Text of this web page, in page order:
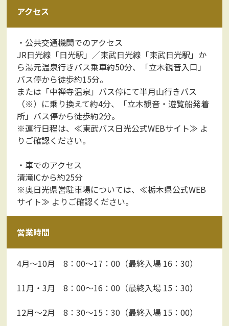
アクセス
・公共交通機関でのアクセス
JR日光線「日光駅」／東武日光線「東武日光駅」か
ら湯元温泉行きバス乗車約50分、「立木観音入口」
バス停から徒歩約15分。
または「中禅寺温泉」バス停にて半月山行きバス
（※）に乗り換えて約4分、「立木観音・遊覧船発着
所」バス停から徒歩約2分。
※運行日程は、 ≪東武バス日光公式WEBサイト≫ よ
りご確認ください。
・車でのアクセス
清滝ICから約25分
※奥日光県営駐車場については、 ≪栃木県公式WEB
サイト≫ よりご確認ください。
営業時間
4月～10月 8：00～17：00（最終入場 16：30）
11月・3月 8：00～16：00（最終入場 15：30）
12月～2月 8：30～15：30（最終入場 15：00）